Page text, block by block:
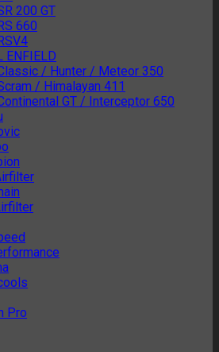
200 GT
660
ENFIELD
/ Hunter / Meteor 350
/ Himalayan 411
GT / Interceptor 650
Pro